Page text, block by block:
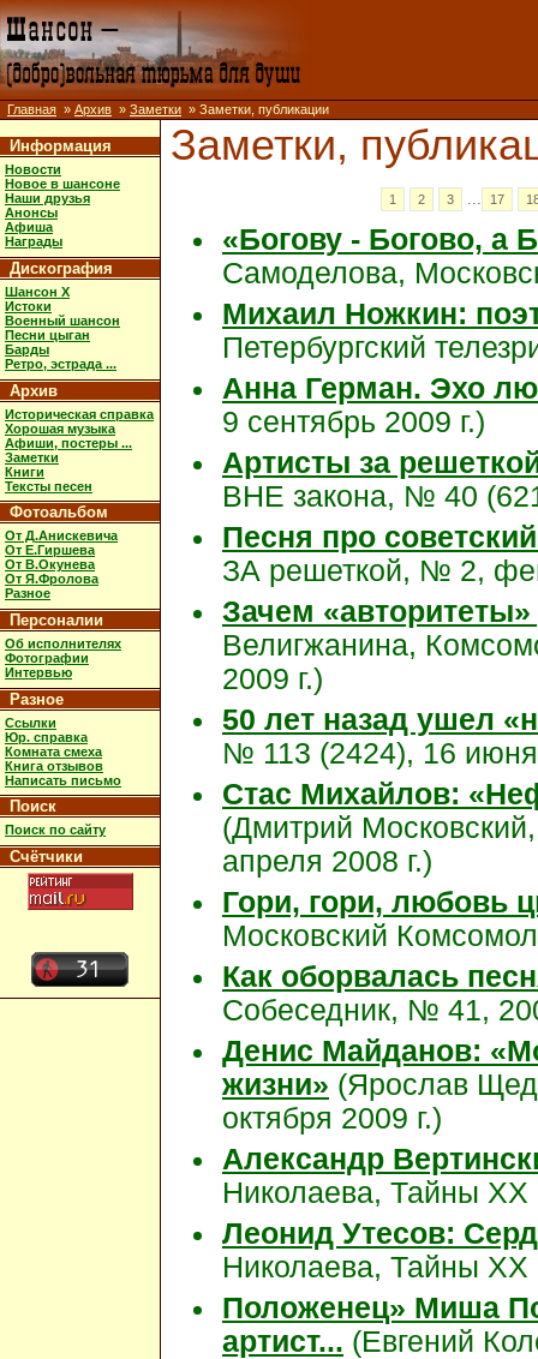
Главная » Архив » Заметки » Заметки, публикации
Информация
Новости
Новое в шансоне
Наши друзья
Анонсы
Афиша
Награды
Дискография
Шансон X
Истоки
Военный шансон
Песни цыган
Барды
Ретро, эстрада ...
Архив
Историческая справка
Хорошая музыка
Афиши, постеры ...
Заметки
Книги
Тексты песен
Фотоальбом
От Д.Анискевича
От Е.Гиршева
От В.Окунева
От Я.Фролова
Разное
Персоналии
Об исполнителях
Фотографии
Интервью
Разное
Ссылки
Юр. справка
Комната смеха
Книга отзывов
Написать письмо
Поиск
Поиск по сайту
Счётчики
Заметки,
1 2 3 ... 17
«Богову - Богово, а
Самоделова,
Михаил Ножкин:
Петербургский
Анна Герман. Эхо
9 сентябрь 2009 г.)
Артисты за
ВНЕ закона, № 40
Песня про
ЗА решеткой, № 2,
Зачем
Велигжанина,
2009 г.)
50 лет назад ушел
№ 113 (2424), 16 июня
Стас Михайлов:
(Дмитрий
апреля 2008 г.)
Гори, гори, любовь
Московский
Как оборвалась
Собеседник, № 41,
Денис Майданов:
жизни» (Ярослав
октября 2009 г.)
Александр
Николаева, Тайны
Леонид Утесов:
Николаева, Тайны
Положенец» Миша
артист... (Евгений